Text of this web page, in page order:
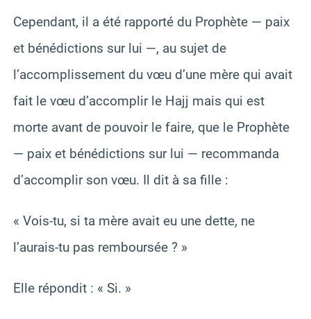
Cependant, il a été rapporté du Prophète — paix
et bénédictions sur lui —, au sujet de
l’accomplissement du vœu d’une mère qui avait
fait le vœu d’accomplir le Hajj mais qui est
morte avant de pouvoir le faire, que le Prophète
— paix et bénédictions sur lui — recommanda
d’accomplir son vœu. Il dit à sa fille :
« Vois-tu, si ta mère avait eu une dette, ne
l’aurais-tu pas remboursée ? »
Elle répondit : « Si. »